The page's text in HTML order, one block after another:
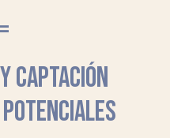
=
CAPTACIÓN